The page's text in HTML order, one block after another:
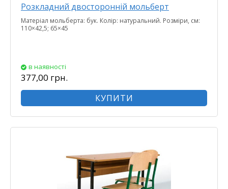
Розкладний двосторонній мольберт
Матеріал мольберта: бук. Колір: натуральний. Розміри, см:
110×42,5; 65×45
в наявності
377,00 грн.
КУПИТИ